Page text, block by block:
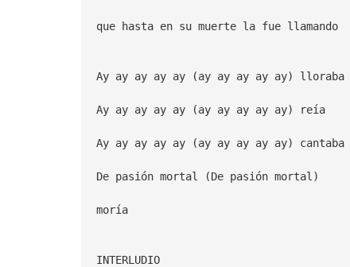
que hasta en su muerte la fue llamando
Ay ay ay ay ay (ay ay ay ay ay) lloraba
Ay ay ay ay ay (ay ay ay ay ay) reía
Ay ay ay ay ay (ay ay ay ay ay) cantaba
De pasión mortal (De pasión mortal)
moría
INTERLUDIO